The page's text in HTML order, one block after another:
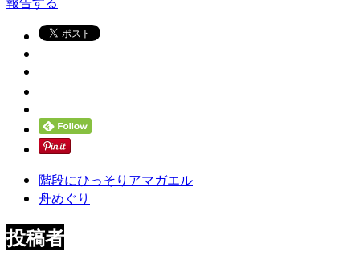
階段にひっそりアマガエル
舟めぐり
投稿者